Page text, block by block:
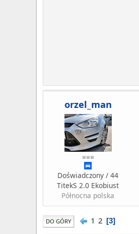
orzel_man
Doświadczony / 44
TitekS 2.0 Ekobiust
Północna polska
DO GÓRY 1 2 3